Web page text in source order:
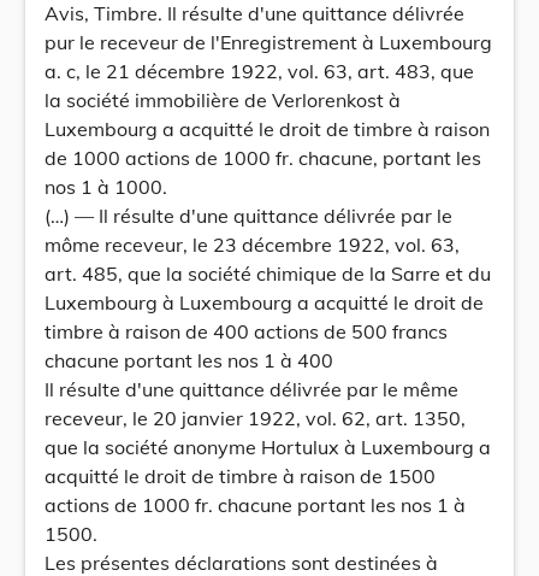
Avis, Timbre. Il résulte d'une quittance délivrée
pur le receveur de l'Enregistrement à Luxembourg
a. c, le 21 décembre 1922, vol. 63, art. 483, que
la société immobilière de Verlorenkost à
Luxembourg a acquitté le droit de timbre à raison
de 1000 actions de 1000 fr. chacune, portant les
nos 1 à 1000.
(…) — Il résulte d'une quittance délivrée par le
môme receveur, le 23 décembre 1922, vol. 63,
art. 485, que la société chimique de la Sarre et du
Luxembourg à Luxembourg a acquitté le droit de
timbre à raison de 400 actions de 500 francs
chacune portant les nos 1 à 400
Il résulte d'une quittance délivrée par le même
receveur, le 20 janvier 1922, vol. 62, art. 1350,
que la société anonyme Hortulux à Luxembourg a
acquitté le droit de timbre à raison de 1500
actions de 1000 fr. chacune portant les nos 1 à
1500.
Les présentes déclarations sont destinées à